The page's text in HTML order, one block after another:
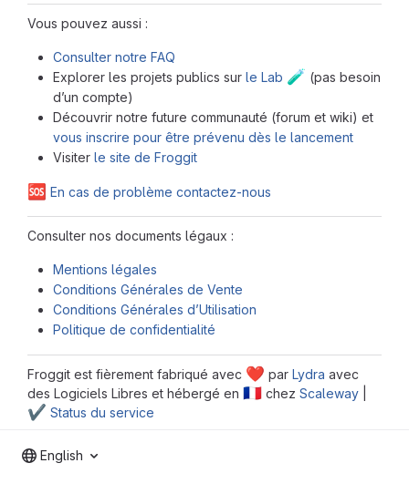
Vous pouvez aussi :
Consulter notre FAQ
Explorer les projets publics sur le Lab 🧪 (pas besoin
d’un compte)
Découvrir notre future communauté (forum et wiki) et
vous inscrire pour être prévenu dès le lancement
Visiter le site de Froggit
🆘 En cas de problème contactez-nous
Consulter nos documents légaux :
Mentions légales
Conditions Générales de Vente
Conditions Générales d’Utilisation
Politique de confidentialité
Froggit est fièrement fabriqué avec ❤️ par Lydra avec
des Logiciels Libres et hébergé en 🇫🇷 chez Scaleway
✔️ Status du service
English